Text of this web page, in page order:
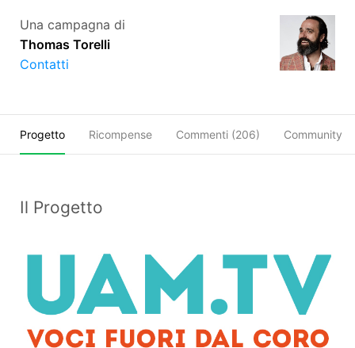
Una campagna di
Thomas Torelli
Contatti
Progetto Ricompense Commenti (206) Community
Il Progetto